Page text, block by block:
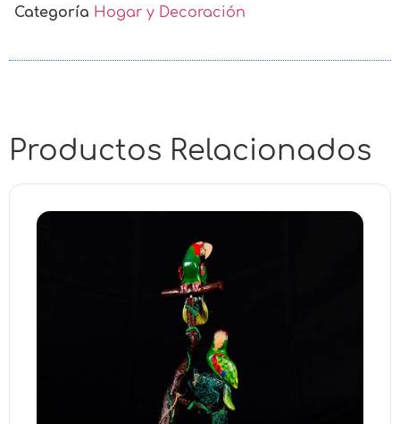
Categoría Hogar y Decoración
Productos Relacionados